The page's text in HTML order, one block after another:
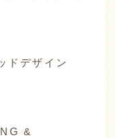
ドデザイン
&